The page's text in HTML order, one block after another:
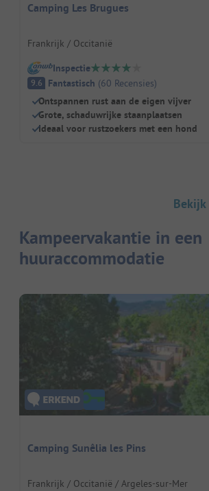
Camping Les Brugues
Frankrijk / Occitanië
Inspectie
9.6 Fantastisch (60 Recensies)
Ontspannen rust aan de eigen vijver
Grote, schaduwrijke staanplaatsen
Ideaal voor rustzoekers met een hond
Bekijk
Kampeervakantie in een
huuraccommodatie
Camping Sunêlia les Pins
Frankrijk / Occitanië / Argeles-sur-Mer